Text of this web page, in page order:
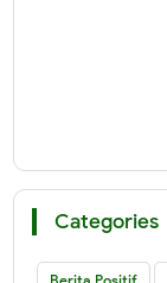
Categories